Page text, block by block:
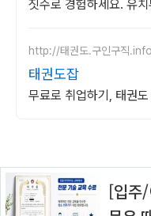
짓수로 경험하세요. 유
http://태권도.구인구직.info
태권도잡
무료로 취업하기, 태권